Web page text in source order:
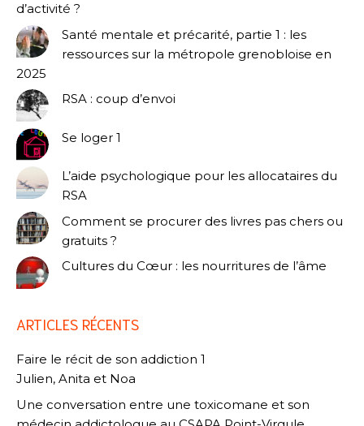
d’activité ?
Santé mentale et précarité, partie 1 : les
ressources sur la métropole grenobloise en
2025
RSA : coup d’envoi
Se loger 1
L’aide psychologique pour les allocataires du
RSA
Comment se procurer des livres pas chers ou
gratuits ?
Cultures du Cœur : les nourritures de l’âme
ARTICLES RÉCENTS
Faire le récit de son addiction 1
Julien, Anita et Noa
Une conversation entre une toxicomane et son